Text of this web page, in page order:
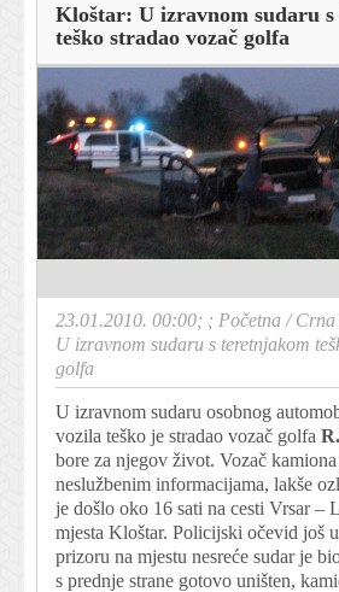
Kloštar: U izravnom sudaru
teško stradao vozač golfa
23.01.2010. 00:00; ; Početna /Crna
U izravnom sudaru s teretnjakom
golfa
U izravnom sudaru osobnog
vozila teško je stradao vozač golfa
bore za njegov život. Vozač kamiona
neslužbenim informacijama, lakše
je došlo oko 16 sati na cesti Vrsar –
mjesta Kloštar. Policijski očevid još
prizoru na mjestu nesreće sudar je
s prednje strane gotovo uništen,